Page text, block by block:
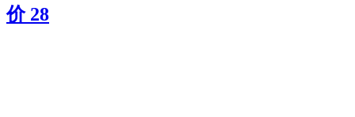
价 28